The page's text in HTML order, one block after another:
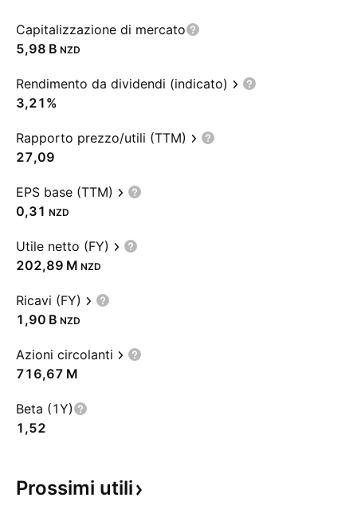
Capitalizzazione di mercato
‪5,98 B‬ NZD
Rendimento da dividendi (indicato)
3,21%
Rapporto prezzo/utili (TTM)
27,09
EPS base (TTM)
0,31 NZD
Utile netto (FY)
‪202,89 M‬ NZD
Ricavi (FY)
‪1,90 B‬ NZD
Azioni circolanti
‪716,67 M‬
Beta (1Y)
1,52
Prossimi utili